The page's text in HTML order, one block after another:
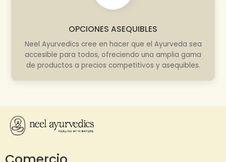
OPCIONES ASEQUIBLES
Neel Ayurvedics cree en hacer que el Ayurveda sea
accesible para todos, ofreciendo una amplia gama
de productos a precios competitivos y asequibles.